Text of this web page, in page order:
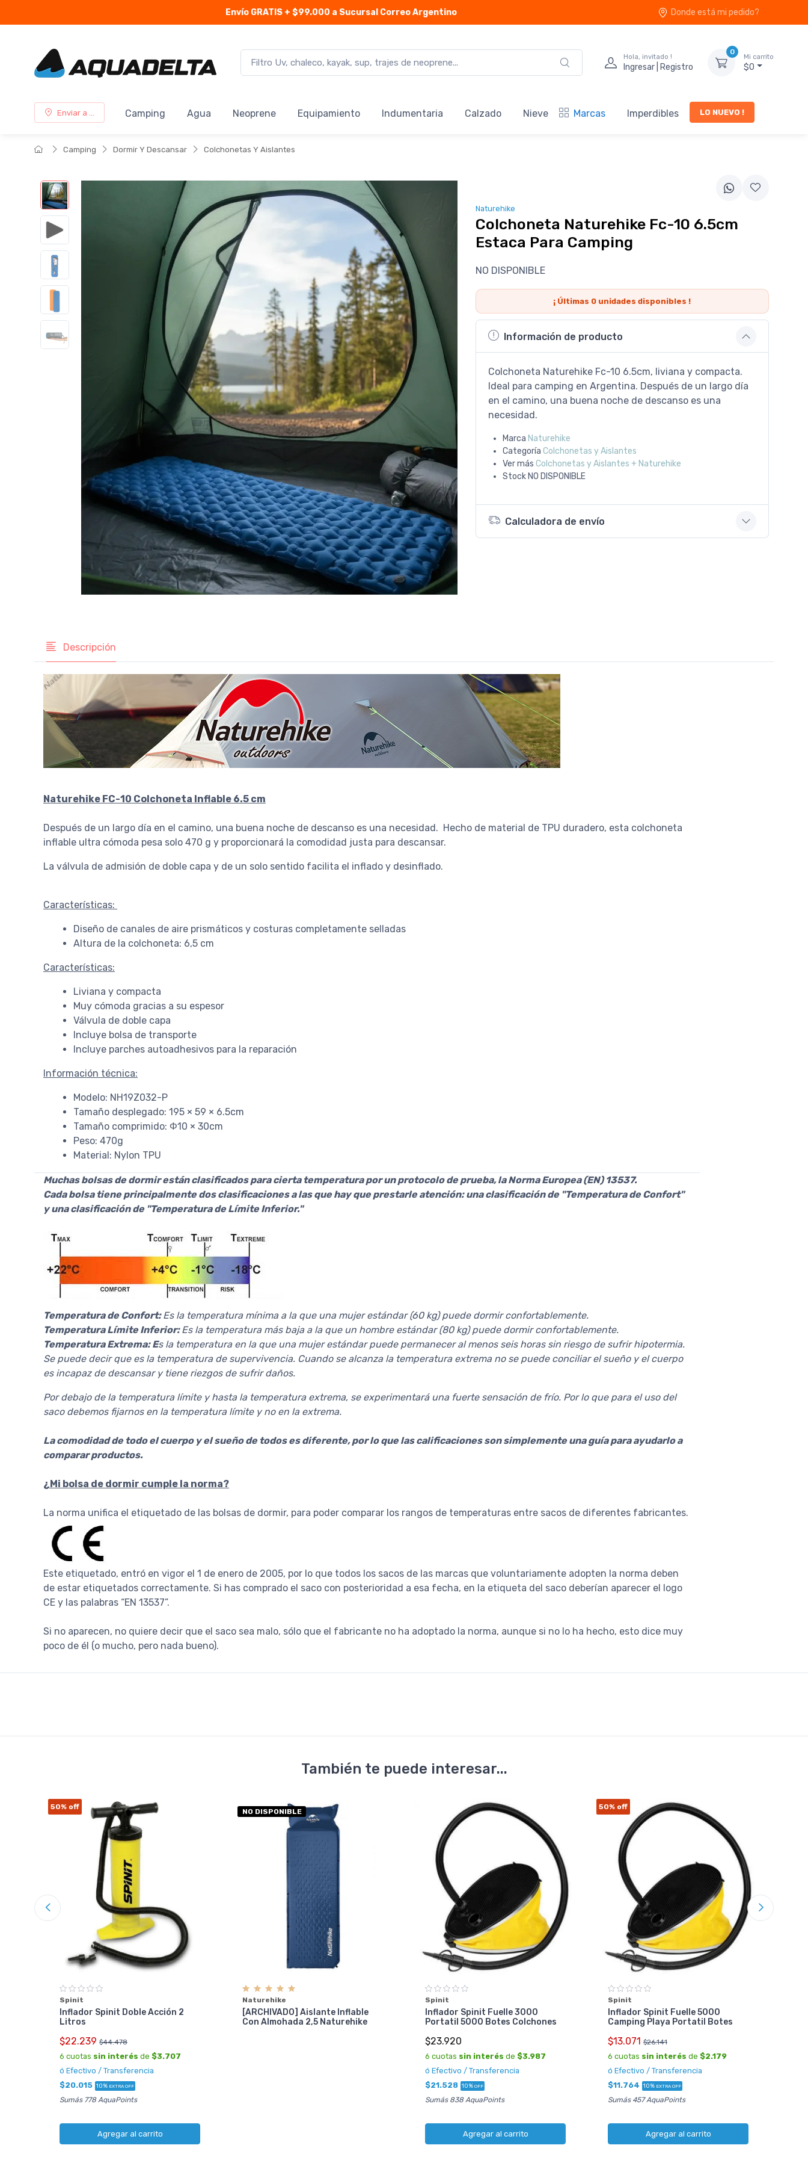
Envío GRATIS + $99.000 a Sucursal Correo Argentino Donde está mi pedido?
Hola, invitado !
Ingresar | Registro
0
Mi carrito
$0
Enviar a ... Camping Agua Neoprene Equipamiento Indumentaria Calzado Nieve Marcas Imperdibles LO NUEVO !
Camping Dormir Y Descansar Colchonetas Y Aislantes
Naturehike
Colchoneta Naturehike Fc-10 6.5cm
Estaca Para Camping
NO DISPONIBLE
¡ Últimas 0 unidades disponibles !
Información de producto
Colchoneta Naturehike Fc-10 6.5cm, liviana y compacta.
Ideal para camping en Argentina. Después de un largo día
en el camino, una buena noche de descanso es una
necesidad.
Marca Naturehike
Categoría Colchonetas y Aislantes
Ver más Colchonetas y Aislantes + Naturehike
Stock NO DISPONIBLE
Calculadora de envío
Descripción
Naturehike FC-10 Colchoneta Inflable 6.5 cm
Después de un largo día en el camino, una buena noche de descanso es una necesidad. Hecho de material de TPU duradero, esta colchoneta
inflable ultra cómoda pesa solo 470 g y proporcionará la comodidad justa para descansar.
La válvula de admisión de doble capa y de un solo sentido facilita el inflado y desinflado.
Características:
Diseño de canales de aire prismáticos y costuras completamente selladas
Altura de la colchoneta: 6,5 cm
Características:
Liviana y compacta
Muy cómoda gracias a su espesor
Válvula de doble capa
Incluye bolsa de transporte
Incluye parches autoadhesivos para la reparación
Información técnica:
Modelo: NH19Z032-P
Tamaño desplegado: 195 × 59 × 6.5cm
Tamaño comprimido: Φ10 × 30cm
Peso: 470g
Material: Nylon TPU
Muchas bolsas de dormir están clasificados para cierta temperatura por un protocolo de prueba, la Norma Europea (EN) 13537.
Cada bolsa tiene principalmente dos clasificaciones a las que hay que prestarle atención: una clasificación de "Temperatura de Confort"
y una clasificación de "Temperatura de Límite Inferior."
Temperatura de Confort:Es la temperatura mínima a la que una mujer estándar (60 kg) puede dormir confortablemente.
Temperatura Límite Inferior:Es la temperatura más baja a la que un hombre estándar (80 kg) puede dormir confortablemente.
Temperatura Extrema: Es la temperatura en la que una mujer estándar puede permanecer al menos seis horas sin riesgo de sufrir hipotermia.
Se puede decir que es la temperatura de supervivencia. Cuando se alcanza la temperatura extrema no se puede conciliar el sueño y el cuerpo
es incapaz de descansar y tiene riezgos de sufrir daños.
Por debajo de la temperatura límite y hasta la temperatura extrema, se experimentará una fuerte sensación de frío. Por lo que para el uso del
saco debemos fijarnos en la temperatura límite y no en la extrema.
La comodidad de todo el cuerpo y el sueño de todos es diferente, por lo que las calificaciones son simplemente una guía para ayudarlo a
comparar productos.
¿Mi bolsa de dormir cumple la norma?
La norma unifica el etiquetado de las bolsas de dormir, para poder comparar los rangos de temperaturas entre sacos de diferentes fabricantes.
Este etiquetado, entró en vigor el 1 de enero de 2005, por lo que todos los sacos de las marcas que voluntariamente adopten la norma deben
de estar etiquetados correctamente. Si has comprado el saco con posterioridad a esa fecha, en la etiqueta del saco deberían aparecer el logo
CE y las palabras “EN 13537”.
Si no aparecen, no quiere decir que el saco sea malo, sólo que el fabricante no ha adoptado la norma, aunque si no lo ha hecho, esto dice muy
poco de él (o mucho, pero nada bueno).
También te puede interesar...
50% off
Spinit
Inflador Spinit Doble Acción 2
Litros
$22.239 $44.478
6 cuotas sin interés de $3.707
ó Efectivo / Transferencia
$20.015 10% EXTRA OFF
Sumás 778 AquaPoints
Agregar al carrito
NO DISPONIBLE
Naturehike
[ARCHIVADO] Aislante Inflable
Con Almohada 2,5 Naturehike
Spinit
Inflador Spinit Fuelle 3000
Portatil 5000 Botes Colchones
$23.920
6 cuotas sin interés de $3.987
ó Efectivo / Transferencia
$21.528 10% OFF
Sumás 838 AquaPoints
Agregar al carrito
50% off
Spinit
Inflador Spinit Fuelle 5000
Camping Playa Portatil Botes
$13.071 $26.141
6 cuotas sin interés de $2.179
ó Efectivo / Transferencia
$11.764 10% EXTRA OFF
Sumás 457 AquaPoints
Agregar al carrito